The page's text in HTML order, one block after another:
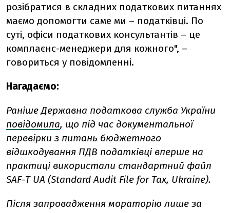
розібратися в складних податкових питаннях
маємо допомогти саме ми – податківці. По
суті, офіси податкових консультантів – це
комплаєнс-менеджери для кожного", –
говориться у повідомленні.
Нагадаємо:
Раніше Державна податкова служба України
повідомила, що під час документальної
перевірки з питань бюджетного
відшкодування ПДВ податківці вперше на
практиці використали стандартний файл
SAF-T UA (Standard Audit File for Tax, Ukraine).
Після запровадження мораторію лише за